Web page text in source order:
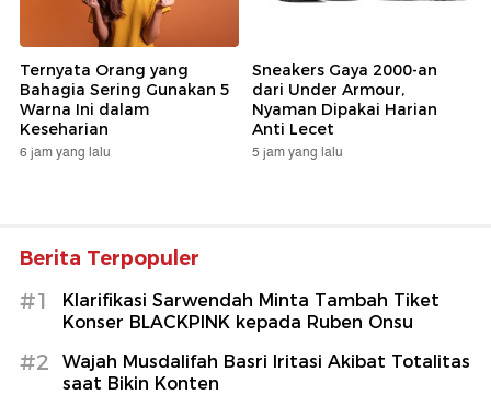
Ternyata Orang yang
Bahagia Sering Gunakan 5
Warna Ini dalam
Keseharian
6 jam yang lalu
Sneakers Gaya 2000-an
dari Under Armour,
Nyaman Dipakai Harian
Anti Lecet
5 jam yang lalu
Berita Terpopuler
#1
Klarifikasi Sarwendah Minta Tambah Tiket
Konser BLACKPINK kepada Ruben Onsu
#2
Wajah Musdalifah Basri Iritasi Akibat Totalitas
saat Bikin Konten